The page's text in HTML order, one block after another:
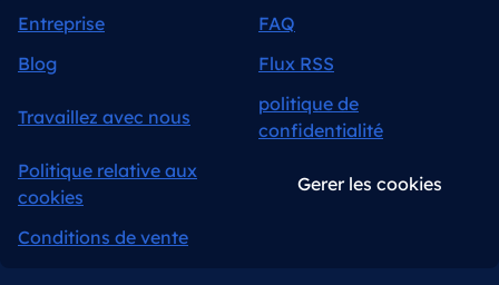
Entreprise
FAQ
Blog
Flux RSS
Travaillez avec nous
politique de
confidentialité
Politique relative aux
cookies
Gerer les cookies
Conditions de vente